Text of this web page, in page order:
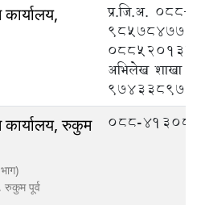
प्र.जि.अ.
०८८५२०१३४,
अभिलेख शाखा
९७४३३८९७३६
कार्यालय, रुकुम
रुकुम पूर्व
088-413083